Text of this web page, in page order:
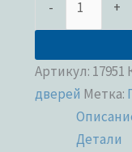
- +
Артикул: 17951
дверей Метка:
Детали